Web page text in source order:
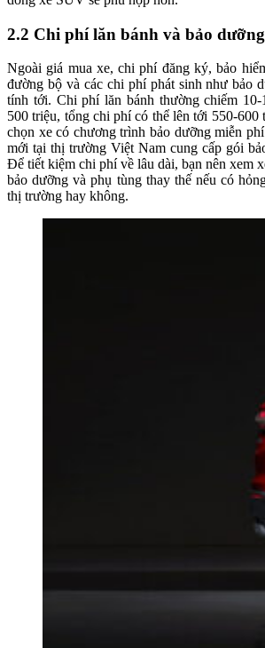
2.2 Chi phí lăn bánh và bảo dưỡng
Ngoài giá mua xe, chi phí đăng ký, bảo
đường bộ và các chi phí phát sinh như bảo
tính tới. Chi phí lăn bánh thường chiếm
500 triệu, tổng chi phí có thể lên tới 550-
chọn xe có chương trình bảo dưỡng miễn
mới tại thị trường Việt Nam cung cấp gói
Để tiết kiệm chi phí về lâu dài, bạn nên xem
bảo dưỡng và phụ tùng thay thế nếu có
thị trường hay không.